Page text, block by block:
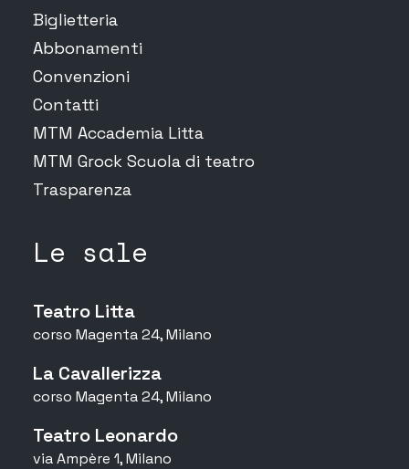
Biglietteria
Abbonamenti
Convenzioni
Contatti
MTM Accademia Litta
MTM Grock Scuola di teatro
Trasparenza
Le sale
Teatro Litta
corso Magenta 24, Milano
La Cavallerizza
corso Magenta 24, Milano
Teatro Leonardo
via Ampère 1, Milano